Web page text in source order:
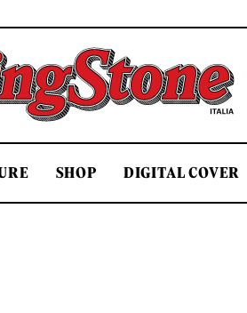
Rolling Stone Italia
SHOP DIGITAL COVER